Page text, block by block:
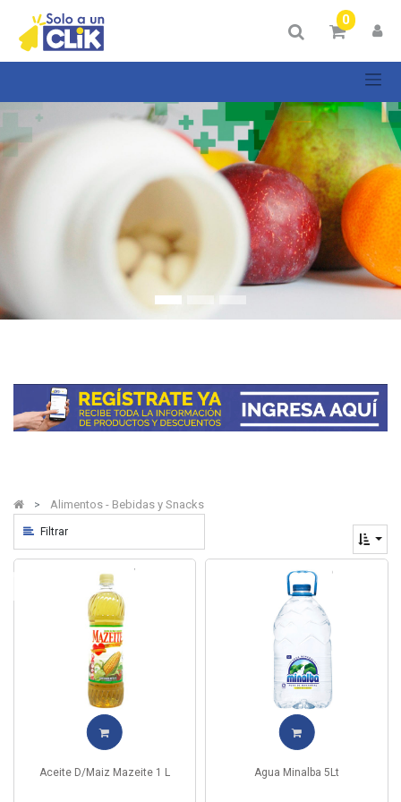
0
Alimentos - Bebidas y Snacks
Filtrar
Mostrar
Categorías
Mostrar
opciones
Aceite D/Maiz Mazeite 1 L Agua Minalba 5Lt